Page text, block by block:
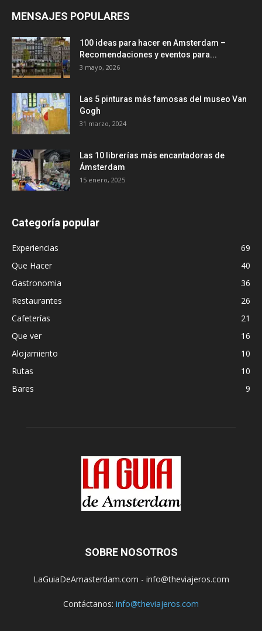
MENSAJES POPULARES
100 ideas para hacer en Amsterdam –
Recomendaciones y eventos para...
3 mayo, 2026
Las 5 pinturas más famosas del museo Van
Gogh
31 marzo, 2024
Las 10 librerías más encantadoras de
Ámsterdam
15 enero, 2025
Categoría popular
Experiencias
69
Que Hacer
40
Gastronomia
36
Restaurantes
26
Cafeterías
21
Que ver
16
Alojamiento
10
Rutas
10
Bares
9
SOBRE NOSOTROS
LaGuiaDeAmasterdam.com - info@theviajeros.com
Contáctanos: info@theviajeros.com